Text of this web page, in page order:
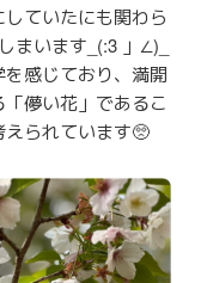
ていたにも関わら
まいます_(:3 」∠)_
感じており、満開
儚い花」であるこ
られています🥺